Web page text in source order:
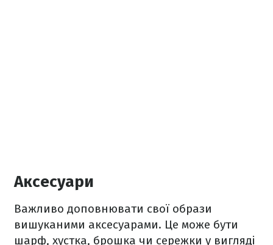
Аксесуари
Важливо доповнювати свої образи
вишуканими аксесуарами. Це може бути
шарф, хустка, брошка чи сережки у вигляді